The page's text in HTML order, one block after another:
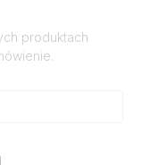
produktach